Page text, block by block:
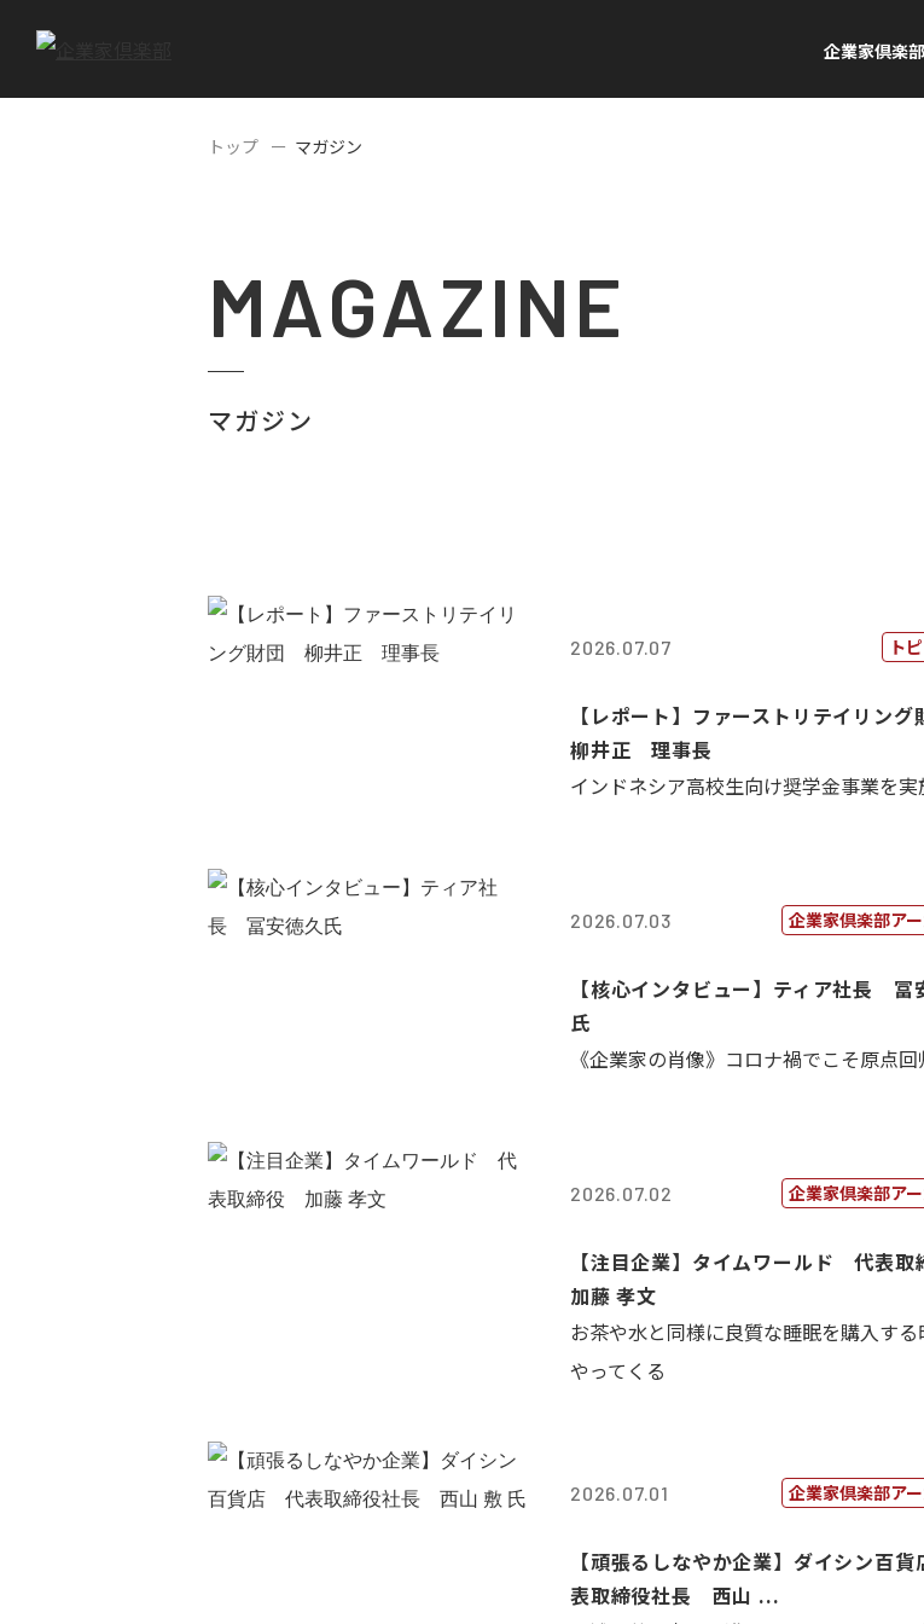
企業家倶楽部
トップ マガジン
MAGAZINE
マガジン
2026.07.07 ト
【レポート】ファーストリテイリン
柳井正 理事長
インドネシア高校生向け奨学金事業を実
2026.07.03 企業家倶楽部ア
【核心インタビュー】ティア社長 冨
氏
《企業家の肖像》コロナ禍でこそ原点回
2026.07.02 企業家倶楽部ア
【注目企業】タイムワールド 代表
加藤 孝文
お茶や水と同様に良質な睡眠を購入する
やってくる
2026.07.01 企業家倶楽部ア
【頑張るしなやか企業】ダイシン百
表取締役社長 西山 ...